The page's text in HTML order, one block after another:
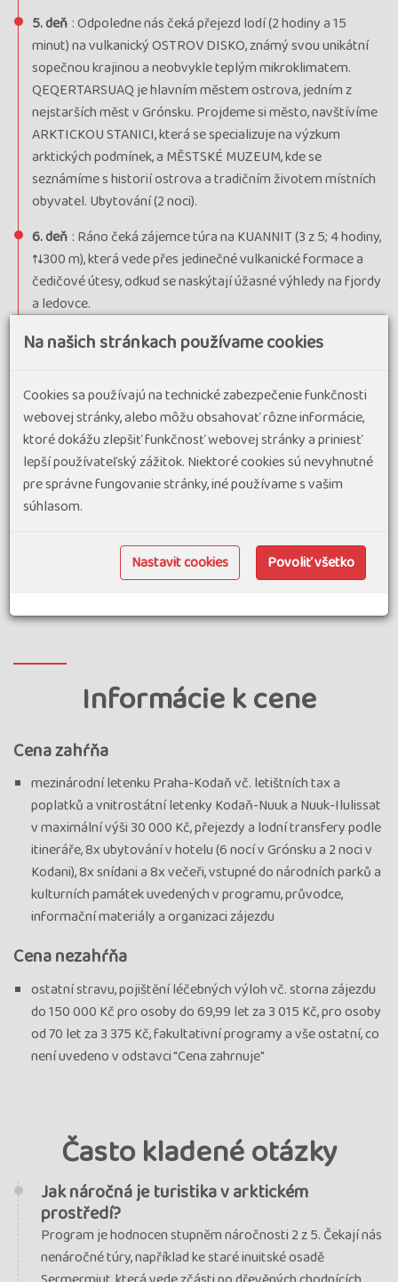
5. deň : Odpoledne nás čeká přejezd lodí (2 hodiny a 15
minut) na vulkanický OSTROV DISKO, známý svou unikátní
sopečnou krajinou a neobvykle teplým mikroklimatem.
QEQERTARSUAQ je hlavním městem ostrova, jedním z
nejstarších měst v Grónsku. Projdeme si město, navštívíme
ARKTICKOU STANICI, která se specializuje na výzkum
arktických podmínek, a MĚSTSKÉ MUZEUM, kde se
seznámíme s historií ostrova a tradičním životem místních
obyvatel. Ubytování (2 noci).
6. deň : Ráno čeká zájemce túra na KUANNIT (3 z 5; 4 hodiny,
↑↓300 m), která vede přes jedinečné vulkanické formace a
čedičové útesy, odkud se naskýtají úžasné výhledy na fjordy
a ledovce.
7. deň : Odpoledne návrat lodí do ILULISSATU (2 hodiny a 15
procházkou po městě, nákupem suvenýrů nebo
ochutnáváním grónských delikates. Ubytování v hotelu.
8. deň : Odlet z ILULISSATU do Kodaně s mezipřistáním v
Nuuku. Po příletu do Kodaně možnost volného času pro
prohlídku města, včetně návštěvy symbolu Kodaně – sochy
Malé mořské víly. Ubytování v hotelu.
: Odlet do Prahy.
Informácie k cene
Cena zahŕňa
mezinárodní letenku Praha-Kodaň vč. letištních tax a
poplatků a vnitrostátní letenky Kodaň-Nuuk a Nuuk-Ilulissat
v maximální výši 30 000 Kč, přejezdy a lodní transfery podle
itineráře, 8x ubytování v hotelu (6 nocí v Grónsku a 2 noci v
Kodani), 8x snídani a 8x večeři, vstupné do národních parků a
kulturních památek uvedených v programu, průvodce,
informační materiály a organizaci zájezdu
Cena nezahŕňa
ostatní stravu, pojištění léčebných výloh vč. storna zájezdu
do 150 000 Kč pro osoby do 69,99 let za 3 015 Kč, pro osoby
od 70 let za 3 375 Kč, fakultativní programy a vše ostatní, co
není uvedeno v odstavci "Cena zahrnuje"
Často kladené otázky
Jak náročná je turistika v arktickém
prostředí?
Program je hodnocen stupněm náročnosti 2 z 5. Čekají nás
nenáročné túry, například ke staré inuitské osadě
Na našich stránkach používame cookies
Cookies sa používajú na technické zabezpečenie funkčnosti
webovej stránky, alebo môžu obsahovať rôzne informácie,
ktoré dokážu zlepšiť funkčnosť webovej stránky a priniesť
lepší používateľský zážitok. Niektoré cookies sú nevyhnutné
pre správne fungovanie stránky, iné používame s vašim
súhlasom.
Nastavit cookies Povoliť všetko